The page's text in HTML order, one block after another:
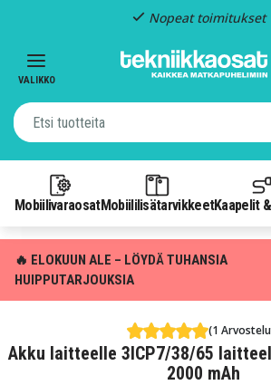
Nopeat toimitukset
VALIKKO
MobiilivaraosatMobiililisätarvikkeetKaapelit
🔥 ELOKUUN ALE – LÖYDÄ TUHANSIA
HUIPPUTARJOUKSIA
(1
Akku laitteelle 3ICP7/38/65
2000 mAh